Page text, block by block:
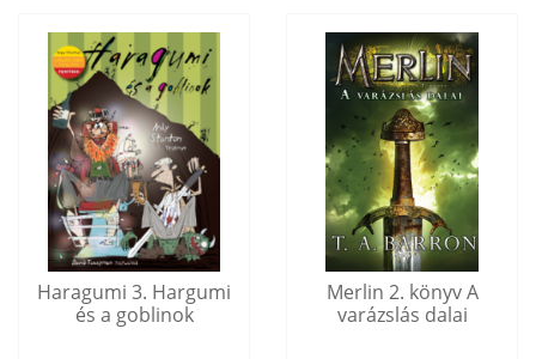
Haragumi 3. Hargumi
és a goblinok
Merlin 2. könyv A
varázslás dalai